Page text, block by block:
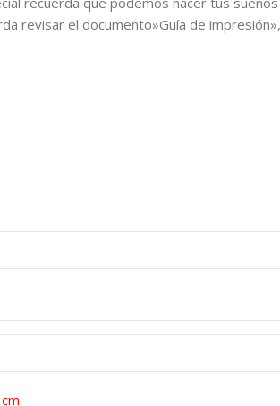
revisar el documento»Guía de